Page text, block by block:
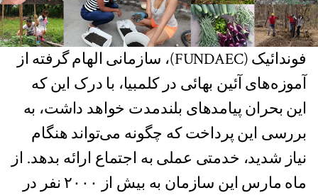
فوندائیک (FUNDAEC)، سازمانی الهام گرفته از
آموزه‌های آئین بهائی در کلمبیا، با درک این که
این بحران پیامدهای بلندمدت خواهد داشت، به
بررسی این پرداخت که چگونه می‌تواند هنگام
نیاز شدید، خدمتی عملی به اجتماع ارائه بدهد. از
ماه مارس این سازمان به بیش از ۲۰۰۰ نفر در